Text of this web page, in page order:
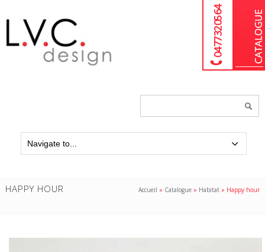
04 77 32 05 64
HAPPY HOUR Accueil » Catalogue » Habitat » Happy hour